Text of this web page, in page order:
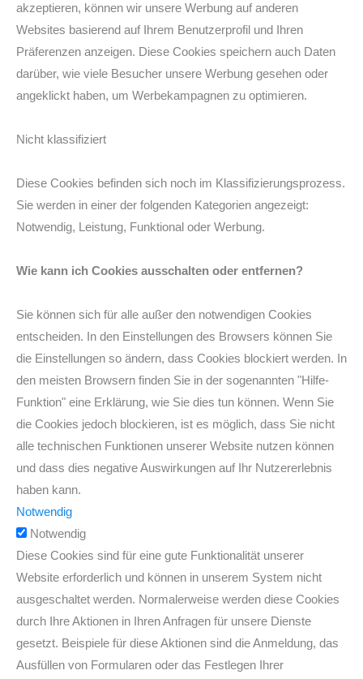
akzeptieren, können wir unsere Werbung auf anderen
Websites basierend auf Ihrem Benutzerprofil und Ihren
Präferenzen anzeigen. Diese Cookies speichern auch Daten
darüber, wie viele Besucher unsere Werbung gesehen oder
angeklickt haben, um Werbekampagnen zu optimieren.
Nicht klassifiziert
Diese Cookies befinden sich noch im Klassifizierungsprozess.
Sie werden in einer der folgenden Kategorien angezeigt:
Notwendig, Leistung, Funktional oder Werbung.
Wie kann ich Cookies ausschalten oder entfernen?
Sie können sich für alle außer den notwendigen Cookies
entscheiden. In den Einstellungen des Browsers können Sie
die Einstellungen so ändern, dass Cookies blockiert werden. In
den meisten Browsern finden Sie in der sogenannten "Hilfe-
Funktion" eine Erklärung, wie Sie dies tun können. Wenn Sie
die Cookies jedoch blockieren, ist es möglich, dass Sie nicht
alle technischen Funktionen unserer Website nutzen können
und dass dies negative Auswirkungen auf Ihr Nutzererlebnis
haben kann.
Notwendig
Notwendig
Diese Cookies sind für eine gute Funktionalität unserer
Website erforderlich und können in unserem System nicht
ausgeschaltet werden. Normalerweise werden diese Cookies
durch Ihre Aktionen in Ihren Anfragen für unsere Dienste
gesetzt. Beispiele für diese Aktionen sind die Anmeldung, das
Ausfüllen von Formularen oder das Festlegen Ihrer